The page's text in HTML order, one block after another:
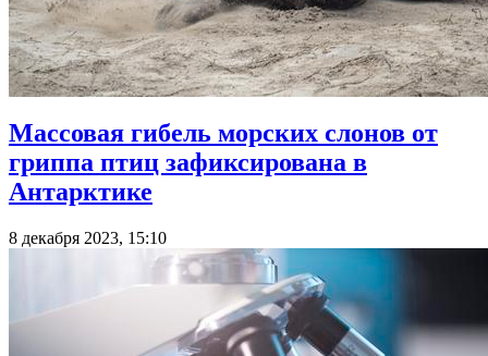
Массовая гибель морских слонов от
гриппа птиц зафиксирована в
Антарктике
8 декабря 2023, 15:10